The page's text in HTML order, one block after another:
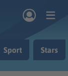
Sport Stars